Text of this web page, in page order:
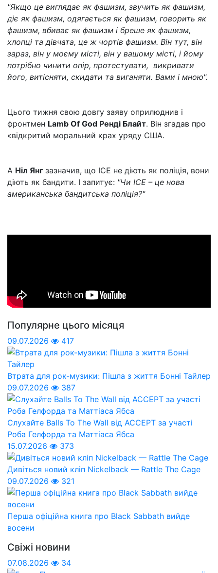
"Якщо це виглядає як фашизм, звучить як фашизм,
діє як фашизм, одягається як фашизм, говорить як
фашизм, вбиває як фашизм і бреше як фашизм,
хлопці та дівчата, це ж чортів фашизм. Він тут, він
зараз, він у моєму місті, він у вашому місті, і йому
потрібно чинити опір, протестувати, викривати
його, витісняти, скидати та виганяти. Вами і мною".
Цього тижня свою довгу заяву оприлюднив і
фронтмен Lamb Of God Ренді Блайт. Він згадав про
«відкритий моральний крах уряду США.
А Ніл Янг зазначив, що ICE не діють як поліція, вони
діють як бандити. І запитує: "Чи ICE – це нова
американська бандитська поліція?"
Популярне цього місяця
09.07.2026 417
Втрата для рок-музики: Пішла з життя Бонні Тайлер
09.07.2026
387
Слухайте Balls To The Wall від ACCEPT за участі
Роба Гелфорда та Маттіаса Ябса
15.07.2026
373
Дивіться новий кліп Nickelback — Rattle The Cage
09.07.2026
321
Перша офіційна книга про Black Sabbath вийде
восени
Свіжі новини
07.08.2026 34